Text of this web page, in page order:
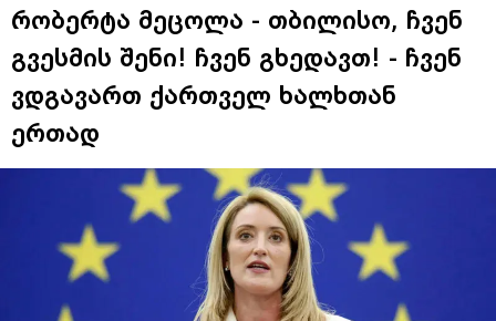
რობერტა მეცოლა - თბილისო, ჩვენ
გვესმის შენი! ჩვენ გხედავთ! - ჩვენ
ვდგავართ ქართველ ხალხთან
ერთად